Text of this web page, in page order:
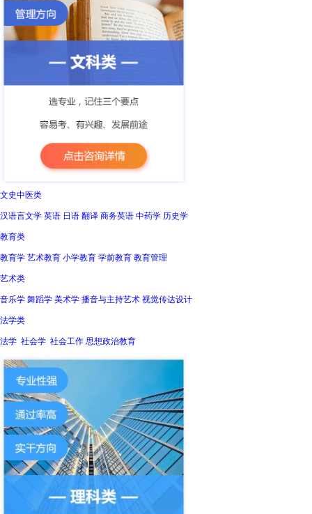
文史中医类
汉语言文学 英语 日语 翻译 商务英语 中药学 历史学
教育类
教育学 艺术教育 小学教育 学前教育 教育管理
艺术类
音乐学 舞蹈学 美术学 播音与主持艺术 视觉传达设计
法学类
法学 社会学 社会工作 思想政治教育